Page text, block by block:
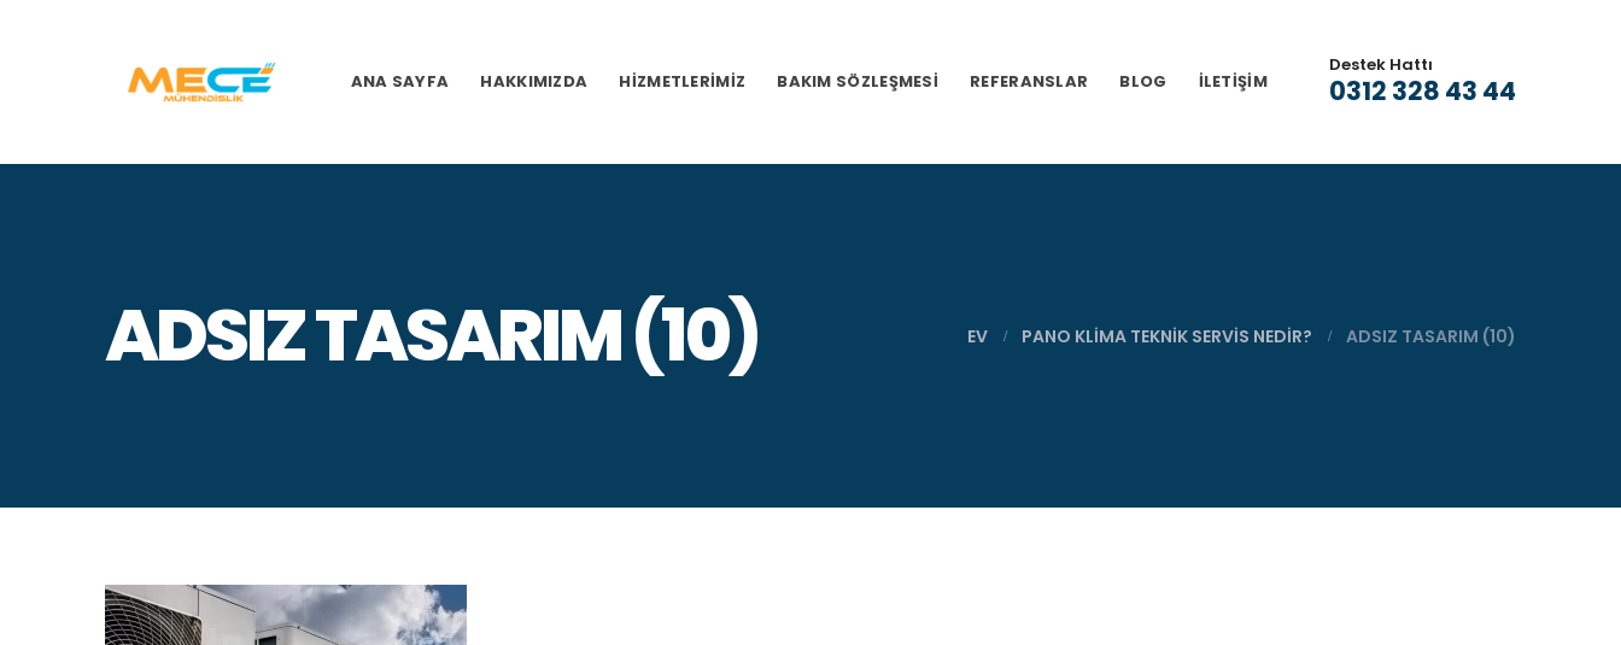
ANA SAYFA HAKKIMIZDA HIZMETLERIMIZ BAKIM SÖZLEŞMESI REFERANSLAR BLOG İLETIŞIM
Destek Hattı
0312 328 43 44
ADSIZ TASARIM (10) EV PANO KLIMA TEKNIK SERVIS NEDIR? ADSIZ TASARIM (10)